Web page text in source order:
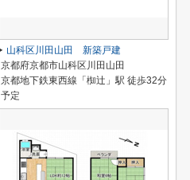
山科区川田山田 新築戸建
京都府京都市山科区川田山田
京都地下鉄東西線「椥辻」駅 徒歩32分
予定